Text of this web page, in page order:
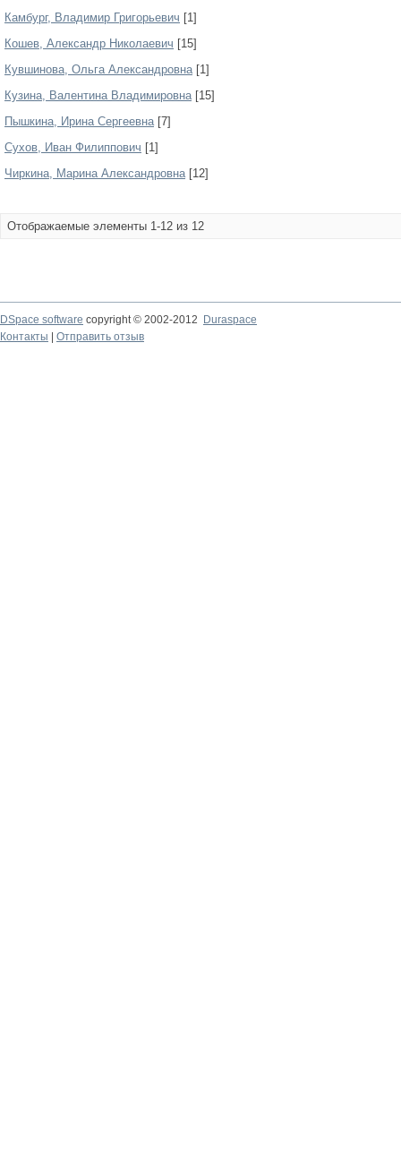
Камбург, Владимир Григорьевич [1]
Кошев, Александр Николаевич [15]
Кувшинова, Ольга Александровна[1]
Кузина, Валентина Владимировна[15]
Пышкина, Ирина Сергеевна[7]
Сухов, Иван Филиппович [1]
Чиркина, Марина Александровна[12]
Отображаемые элементы 1-12 из 12
DSpace software copyright © 2002-2012
Duraspace
Контакты
Отправить отзыв